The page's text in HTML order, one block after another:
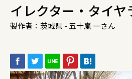
イレクター・タイヤ
製作者：茨城県 - 五十嵐 一さん